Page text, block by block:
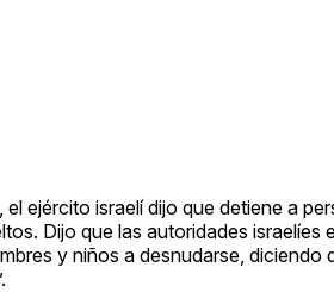
ejército israelí dijo que detiene a
Dijo que las autoridades
y niños a desnudarse, diciendo